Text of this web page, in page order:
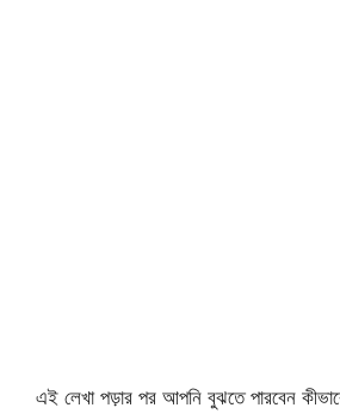
এই লেখা পড়ার পর আপনি বুঝতে পারবেন